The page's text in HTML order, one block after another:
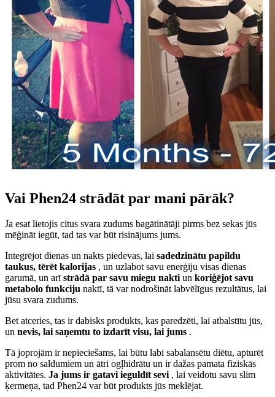
Vai Phen24 strādāt par mani pārāk?
Ja esat lietojis citus svara zudums bagātinātāji pirms bez sekas jūs
mēģināt iegūt, tad tas var būt risinājums jums.
Integrējot dienas un nakts piedevas, lai sadedzinātu papildu
taukus, tērēt kalorijas , un uzlabot savu enerģiju visas dienas
garumā, un arīstrādā par savu miegu naktiun koriģējot savu
metabolo funkciju naktī, tā var nodrošināt labvēlīgus rezultātus, lai
jūsu svara zudums.
Bet atceries, tas ir dabisks produkts, kas paredzēti, lai atbalstītu jūs,
un nevis, lai saņemtu to izdarīt visu, lai jums .
Tā joprojām ir nepieciešams, lai būtu labi sabalansētu diētu, apturēt
prom no saldumiem un ātri ogļhidrātu un ir dažas pamata fiziskās
aktivitātes. Ja jums ir gatavi ieguldīt sevi, lai veidotu savu slim
ķermeņa, tad Phen24 var būt produkts jūs meklējat.